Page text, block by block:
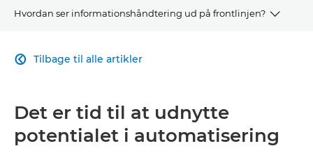
Hvordan ser informationshåndtering ud på frontlinjen?
Kundecases
Tilbage til alle artikler

Det er tid til at udnytte
potentialet i automatisering